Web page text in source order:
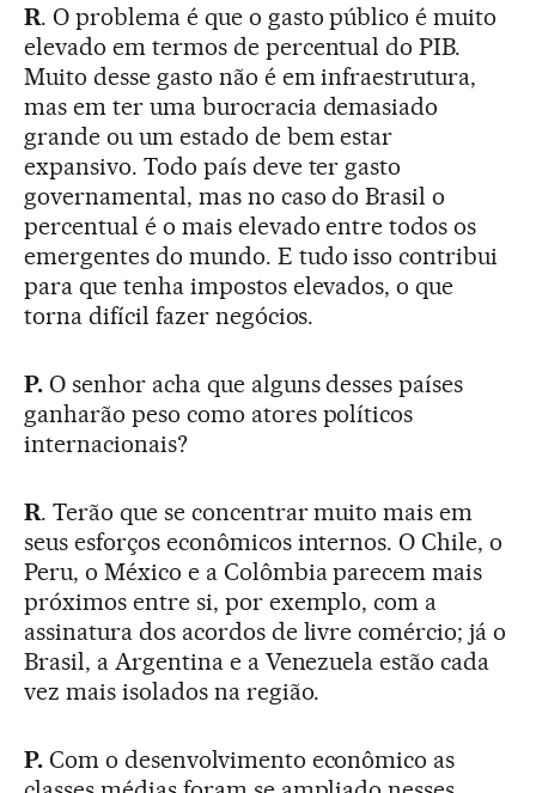
R. O problema é que o gasto público é muito
elevado em termos de percentual do PIB.
Muito desse gasto não é em infraestrutura,
mas em ter uma burocracia demasiado
grande ou um estado de bem estar
expansivo. Todo país deve ter gasto
governamental, mas no caso do Brasil o
percentual é o mais elevado entre todos os
emergentes do mundo. E tudo isso contribui
para que tenha impostos elevados, o que
torna difícil fazer negócios.
P.O senhor acha que alguns desses países
ganharão peso como atores políticos
internacionais?
R. Terão que se concentrar muito mais em
seus esforços econômicos internos. O Chile, o
Peru, o México e a Colômbia parecem mais
próximos entre si, por exemplo, com a
assinatura dos acordos de livre comércio; já o
Brasil, a Argentina e a Venezuela estão cada
vez mais isolados na região.
P.Com o desenvolvimento econômico as